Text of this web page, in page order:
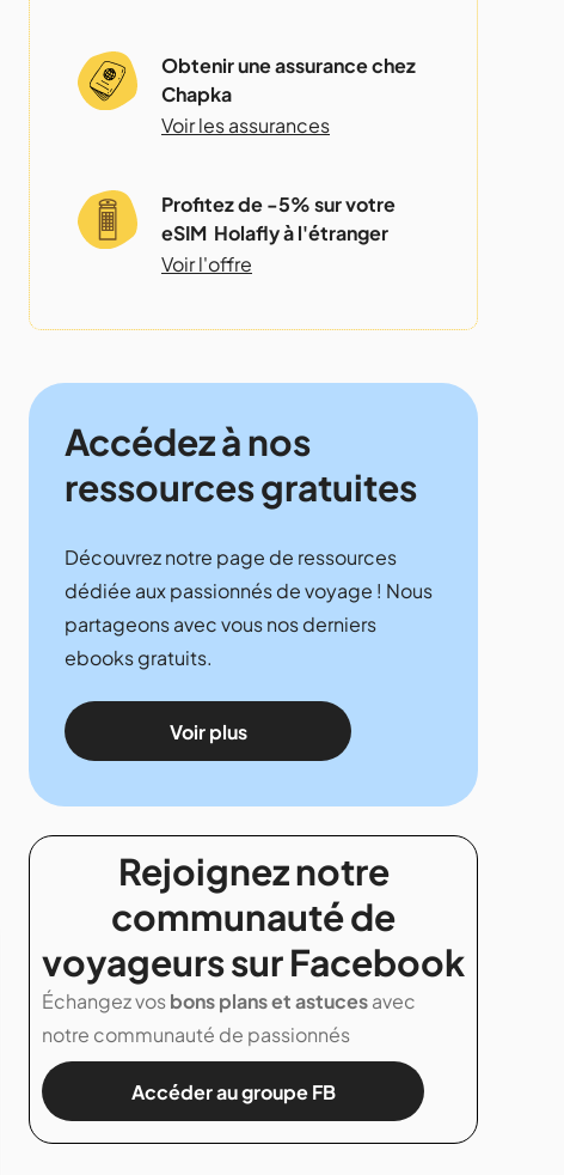
Obtenir une assurance chez
Chapka
Voir les assurances
Profitez de -5% sur votre
eSIM Holafly à l'étranger
Voir l'offre
Accédez à nos
ressources gratuites
Découvrez notre page de ressources
dédiée aux passionnés de voyage ! Nous
partageons avec vous nos derniers
ebooks gratuits.
Voir plus
Rejoignez notre
communauté de
voyageurs sur Facebook
Échangez vosbons plans et astucesavec
notre communauté de passionnés
Accéder au groupe FB